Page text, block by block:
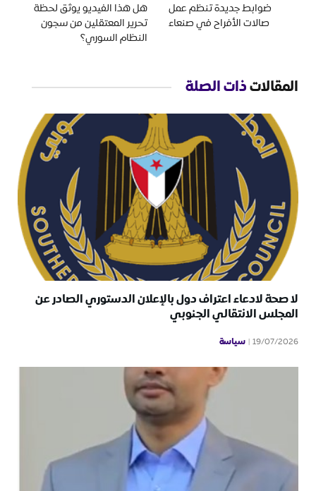
ضوابط جديدة تنظم عمل
صالات الأفراح في صنعاء
هل هذا الفيديو يوثق لحظة
تحرير المعتقلين من سجون
النظام السوري؟
المقالاتذات الصلة
لا صحة لادعاء اعتراف دول بالإعلان الدستوري الصادر عن
المجلس الانتقالي الجنوبي
19/07/2026 سياسة